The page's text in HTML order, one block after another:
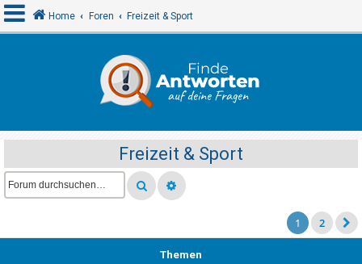
e
l
d
e
Home Foren Freizeit & Sport
Freizeit & Sport
1 2
Themen